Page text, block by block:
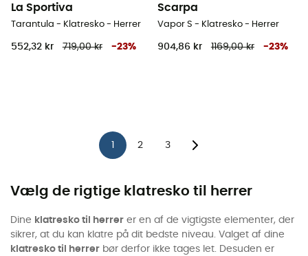
La Sportiva
Tarantula - Klatresko - Herrer
552,32 kr 719,00 kr -23%
Scarpa
Vapor S - Klatresko - Herrer
904,86 kr 1169,00 kr -23%
2 3
Vælg de rigtige klatresko til herrer
Dine klatresko til herrer er en af de vigtigste elementer, der
sikrer, at du kan klatre på dit bedste niveau. Valget af dine
klatresko til herrer bør derfor ikke tages let. Desuden er